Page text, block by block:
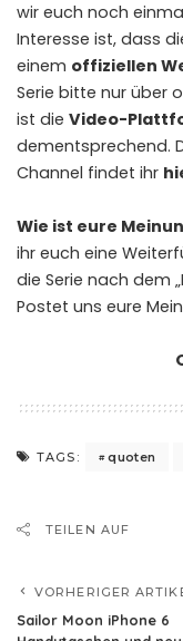
wir euch noch
Interesse ist, dass
einem offiziellen
Serie bitte nur über
ist die Video-
dementsprechend.
Channel findet ihr
Wie ist eure
ihr euch eine
die Serie nach dem
Postet uns eure
TAGS: quoten
TEILEN AUF
VORHERIGER
Sailor Moon iPhone 6